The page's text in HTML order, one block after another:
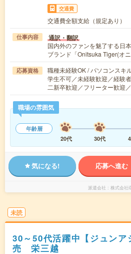
交通費
交通費全額支給（規定あり）
仕事内容 通訳・翻訳
国内外のファンを魅了する日
ブランド「Onitsuka Tiger(オ
応募資格
職種未経験OK / パソコンスキ
学生不可／未経験歓迎／経験
二新卒歓迎／フリーター歓迎
職場の雰囲気
年齢層
20代
30代
気になる! 応募へ進む
派遣会社 株式会社
未読
30～50代活躍中【ジュンア
売 栄三越